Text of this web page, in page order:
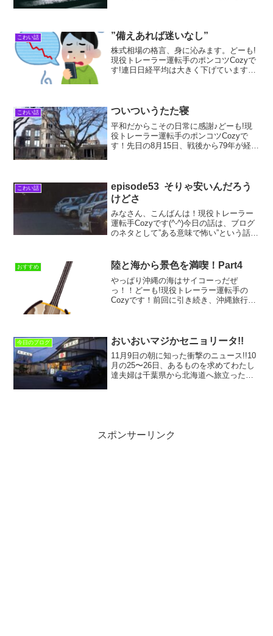
のお話は、今から12...
こわい話 ”備えあれば迷いなし”
株式相場の格言、身に沁みます。どーも!
現役トレーラー運転手のポンコツCozyで
す!連日日経平均は大きく下げています
ノ...
こわい話 ついついうたた寝
平和だからこその日常に感謝♪どーも!現
役トレーラー運転手のポンコツCozyで
す！先日の8月15日、戦後から79年が経ち
も動物実験のよ...
こわい話
episode53 そりゃ安いんだろう
けどさ
みなさん、こんばんは！現役トレーラー
運転手Cozyです(^-^)今日の話は、ブログ
のネタとして”ある意味で怖い”という話
らいのことになります。確か、世間で
は"練炭自殺...
おすすめ 陸と海から景色を満喫！Part4
やっぱり沖縄の海はサイコーっだぜ
っ！！どーも!現役トレーラー運転手の
Cozyです！前回に引き続き、沖縄旅行に
佐久間会長ご夫妻グ...
今日のブログ おいおいマジかセニョリータ!!
11月9日の朝に知った衝撃のニュース!!10
月の25〜26日、あるものを求めてわたし
達夫婦は千葉県から北海道へ旅立った！
スポンサーリンク